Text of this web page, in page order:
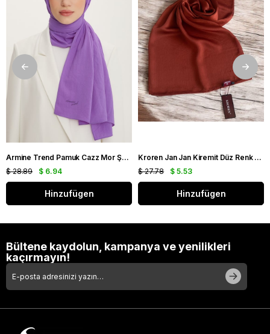
Armine Trend Pamuk Cazz Mor Şal 21210
$ 6.94
$ 28.89
Hinzufügen
Kroren Jan Jan Kiremit Düz Renk Şal 7301-85
$ 5.53
$ 27.78
Hinzufügen
Bültene kaydolun, kampanya ve yenilikleri
kaçırmayın!